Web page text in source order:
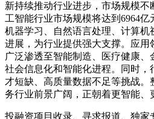
新持续推动行业进步，市场规模不
工智能行业市场规模将达到6964亿
机器学习、自然语言处理、计算机
进展，为行业提供强大支撑。应用
广泛渗透至智能制造、医疗健康
社会信息化和智能化进程。同时，
才短缺、高质量数据不足等挑战。
务行业前景广阔，正朝着更智能、
投融资项目收录、寻求报道、独家